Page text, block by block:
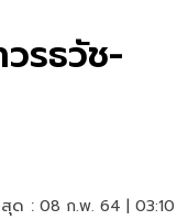
รธวัช-
ด : 08 ก.พ. 64 |